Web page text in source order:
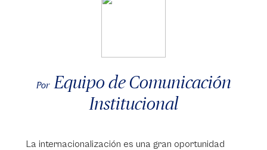
Por Equipo de Comunicación
Institucional
La internacionalización es una gran oportunidad